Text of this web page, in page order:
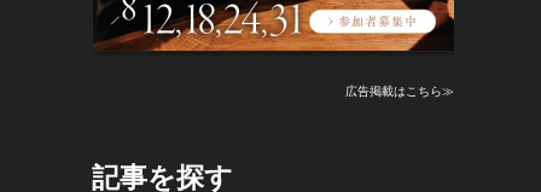
広告掲載はこちら≫
記事を探す